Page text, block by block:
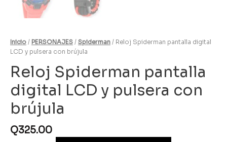
Inicio / PERSONAJES / Spiderman / Reloj Spiderman pantalla digital
LCD y pulsera con brújula
Reloj Spiderman pantalla
digital LCD y pulsera con
brújula
Q325.00